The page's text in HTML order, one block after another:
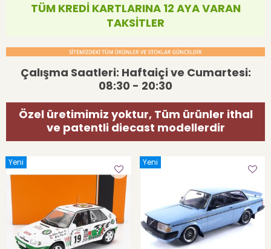
TÜM KREDİ KARTLARINA 12 AYA VARAN
TAKSİTLER
Çalışma Saatleri: Haftaiçi ve Cumartesi:
08:30 - 20:30
Özel üretimimiz yoktur, Tüm ürünler ithal
ve patentli diecast modellerdir
Yeni Yeni